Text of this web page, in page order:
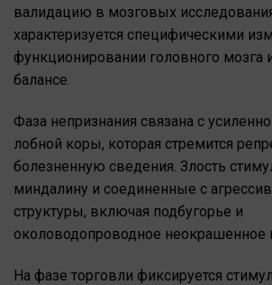
валидацию в мозговых
характеризуется специфическими
функционировании головного мозга
балансе.
Фаза непризнания связана с
лобной коры, которая стремится
болезненную сведения. Злость
миндалину и соединенные с
структуры, включая подбугорье и
околоводопроводное неокрашенное
На фазе торговли фиксируется